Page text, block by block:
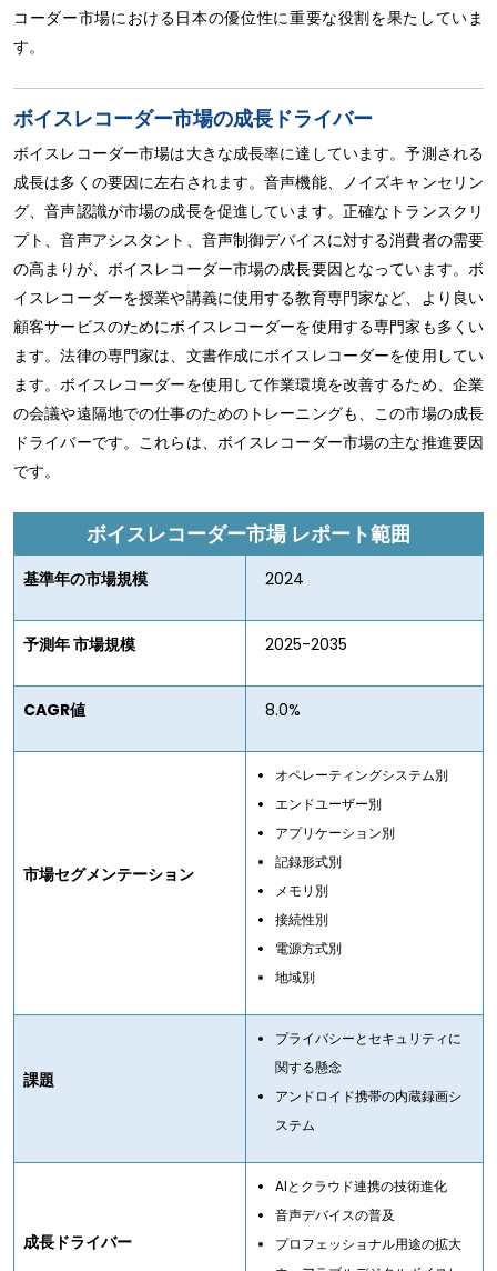
コーダー市場における日本の優位性に重要な役割を果たしていま
す。
ボイスレコーダー市場の成長ドライバー
ボイスレコーダー市場は大きな成長率に達しています。予測される
成長は多くの要因に左右されます。音声機能、ノイズキャンセリン
グ、音声認識が市場の成長を促進しています。正確なトランスクリ
プト、音声アシスタント、音声制御デバイスに対する消費者の需要
の高まりが、ボイスレコーダー市場の成長要因となっています。ボ
イスレコーダーを授業や講義に使用する教育専門家など、より良い
顧客サービスのためにボイスレコーダーを使用する専門家も多くい
ます。法律の専門家は、文書作成にボイスレコーダーを使用してい
ます。ボイスレコーダーを使用して作業環境を改善するため、企業
の会議や遠隔地での仕事のためのトレーニングも、この市場の成長
ドライバーです。これらは、ボイスレコーダー市場の主な推進要因
です。
ボイスレコーダー市場 レポート範囲
基準年の市場規模 2024
予測年 市場規模 2025-2035
CAGR値 8.0%
市場セグメンテーション
オペレーティングシステム別
エンドユーザー別
アプリケーション別
記録形式別
メモリ別
接続性別
電源方式別
地域別
課題
プライバシーとセキュリティに
関する懸念
アンドロイド携帯の内蔵録画シ
ステム
成長ドライバー
AIとクラウド連携の技術進化
音声デバイスの普及
プロフェッショナル用途の拡大